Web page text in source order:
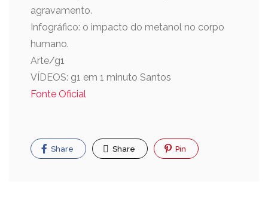
agravamento.
Infográfico: o impacto do metanol no corpo
humano.
Arte/g1
VÍDEOS: g1 em 1 minuto Santos
Fonte Oficial
Share Share Pin